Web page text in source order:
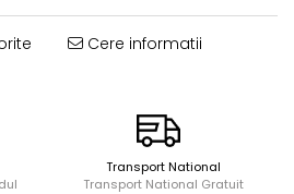
Cere informatii
Transport National
Transport National Gratuit